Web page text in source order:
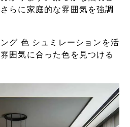
らに家庭的な雰囲気を強調
グ 色 シュミレーションを活
囲気に合った色を見つける